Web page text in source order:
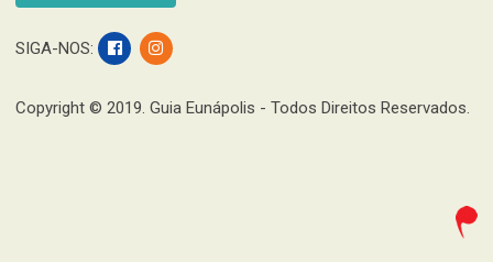
SIGA-NOS:
Copyright © 2019. Guia Eunápolis - Todos Direitos Reservados.